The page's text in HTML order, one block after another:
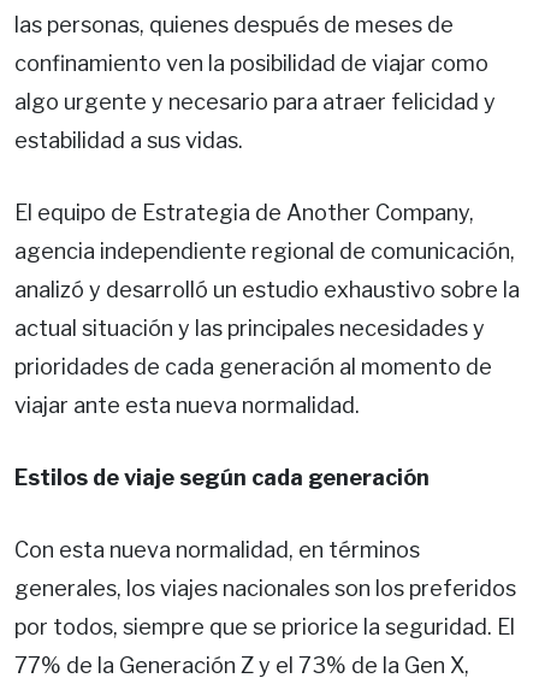
las personas, quienes después de meses de
confinamiento ven la posibilidad de viajar como
algo urgente y necesario para atraer felicidad y
estabilidad a sus vidas.
El equipo de Estrategia de Another Company,
agencia independiente regional de comunicación,
analizó y desarrolló un estudio exhaustivo sobre la
actual situación y las principales necesidades y
prioridades de cada generación al momento de
viajar ante esta nueva normalidad.
Estilos de viaje según cada generación
Con esta nueva normalidad, en términos
generales, los viajes nacionales son los preferidos
por todos, siempre que se priorice la seguridad. El
77% de la Generación Z y el 73% de la Gen X,